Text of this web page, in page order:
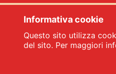
Uffici:
Via Concordia n.25
Informativa cookie
Questo sito utilizza
del sito. Per maggiori